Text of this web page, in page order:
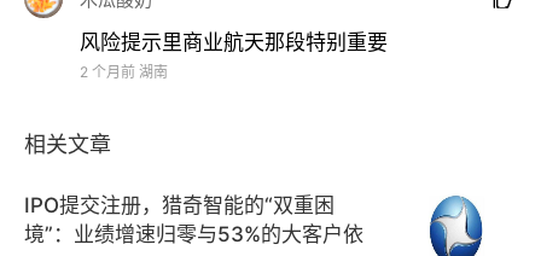
AIDC供电、燃气轮机、液冷、PCB&光模块设备、商业
航天&太空光伏的重点公司，复苏链中机床、注塑机、
中工程装备、能源装备、船舶、服务机器人与家电的重
风险提示里商业航天那段特别重要
2 个月前 湖南
相关文章
IPO提交注册，猎奇智能的“双重困
境”：业绩增速归零与53%的大客户依